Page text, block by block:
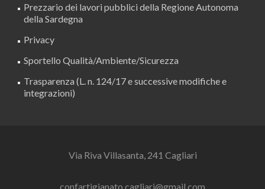
Prezzario dei lavori pubblici della Regione Autonoma
della Sardegna
Privacy
Sportello Qualità/Ambiente/Sicurezza
Trasparenza (L. n. 124/17 e successive modifiche e
integrazioni)
Via Riva Villasanta, 241 Cagliari
confartigianato.cagliari@gmail.com